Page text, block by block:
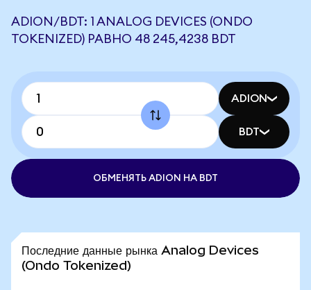
ADION/BDT: 1 ANALOG DEVICES (ONDO
TOKENIZED) РАВНО 48 245,4238 BDT
ADION
BDT
ОБМЕНЯТЬ ADION НА BDT
Последние данные рынка Analog Devices
(Ondo Tokenized)